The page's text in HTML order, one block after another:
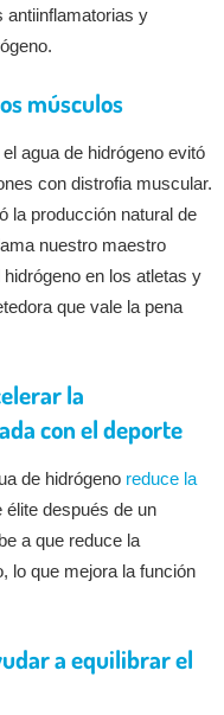
antiinflamatorias y
músculos
agua de hidrógeno evitó
con distrofia muscular.
la producción natural de
nuestro maestro
en los atletas y
que vale la pena
la
con el deporte
de hidrógeno reduce la
élite después de un
a que reduce la
lo que mejora la función
a equilibrar el